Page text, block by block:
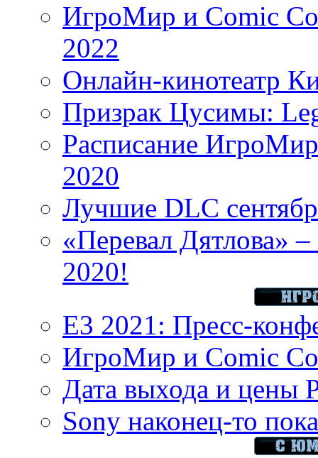
ИгроМир и Comic
2022
Онлайн-кинотеатр
Призрак Цусимы:
Расписание
2020
Лучшие DLC
«Перевал Дятлова»
2020!
E3 2021: Пресс-
ИгроМир и Comic
Дата выхода и цены
Sony наконец-то